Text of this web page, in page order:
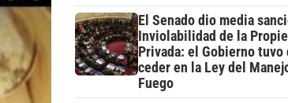
El Senado dio media
Inviolabilidad de la
Privada: el Gobierno tuvo
ceder en la Ley del
Fuego